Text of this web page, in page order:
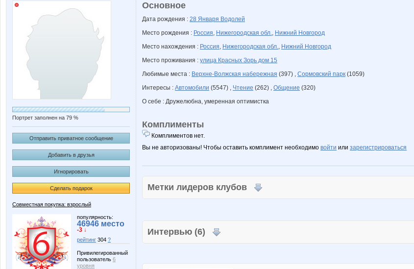
Портрет заполнен на 79 %
Отправить приватное сообщение
Добавить в друзья
Игнорировать
Сделать подарок
Совместная покупка: взрослый
популярность:
46946 место
-3 ↓
рейтинг 304 ?
Привилегированный
пользователь 6
уровня
Основное
Дата рождения : 28 Января Водолей
Место рождения : Россия, Нижегородская обл., Нижний Новгород
Место нахождения : Россия, Нижегородская обл., Нижний Новгород
Место проживания : улица Красных Зорь дом 15
Любимые места : Верхне-Волжская набережная (397) , Сормовский парк (1059)
Интересы : Автомобили (5547) , Чтение (262) , Общение (320)
О себе : Дружелюбна, умеренная оптимистка
Комплименты
Комплиментов нет.
Вы не авторизованы! Чтобы оставить комплимент необходимо войти или зарегистрироваться
Метки лидеров клубов
Интервью (6)